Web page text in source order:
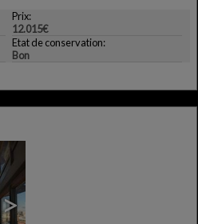
Prix:
12.015€
Etat de conservation:
Bon
>